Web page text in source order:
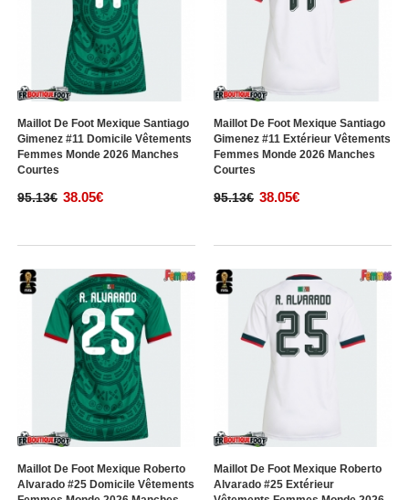
Maillot De Foot Mexique Santiago
Gimenez #11 Domicile Vêtements
Femmes Monde 2026 Manches
Courtes
95.13€ 38.05€
Maillot De Foot Mexique Santiago
Gimenez #11 Extérieur Vêtements
Femmes Monde 2026 Manches
Courtes
95.13€ 38.05€
Maillot De Foot Mexique Roberto
Alvarado #25 Domicile Vêtements
Maillot De Foot Mexique Roberto
Alvarado #25 Extérieur